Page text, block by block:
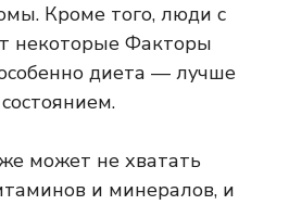
Кроме того, люди с
некоторые Факторы
диета — лучше
может не хватать
и минералов, и